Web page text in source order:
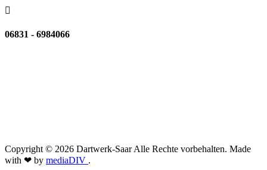

06831 - 6984066
Copyright © 2026 Dartwerk-Saar Alle Rechte vorbehalten. Made
with ❤ by mediaDIV .